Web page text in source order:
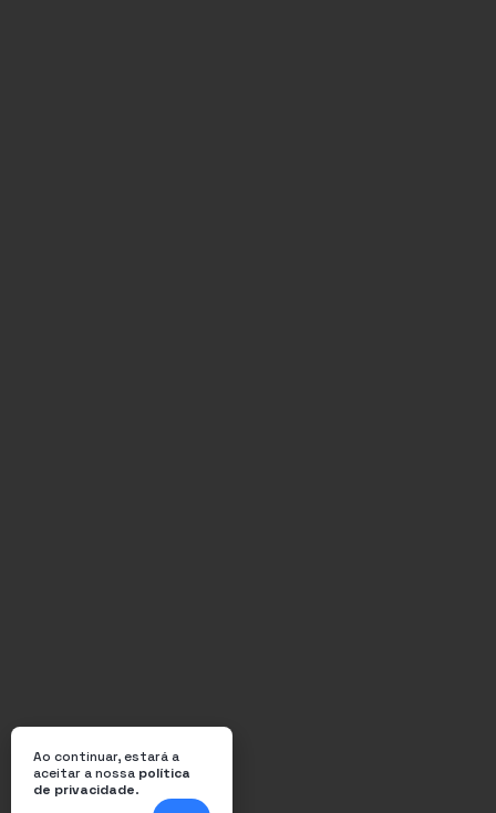
Ao continuar, estará a
aceitar a nossa política
de privacidade.